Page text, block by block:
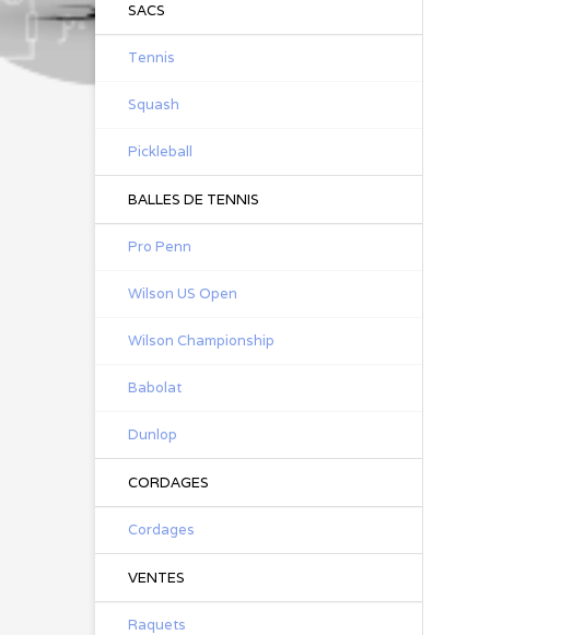
SACS
Tennis
Squash
Pickleball
BALLES DE TENNIS
Pro Penn
Wilson US Open
Wilson Championship
Babolat
Dunlop
CORDAGES
Cordages
VENTES
Raquets